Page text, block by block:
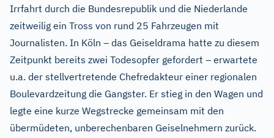
Irrfahrt durch die Bundesrepublik und die Niederlande
zeitweilig ein Tross von rund 25 Fahrzeugen mit
Journalisten. In Köln – das Geiseldrama hatte zu diesem
Zeitpunkt bereits zwei Todesopfer gefordert – erwartete
u.a. der stellvertretende Chefredakteur einer regionalen
Boulevardzeitung die Gangster. Er stieg in den Wagen und
legte eine kurze Wegstrecke gemeinsam mit den
übermüdeten, unberechenbaren Geiselnehmern zurück.